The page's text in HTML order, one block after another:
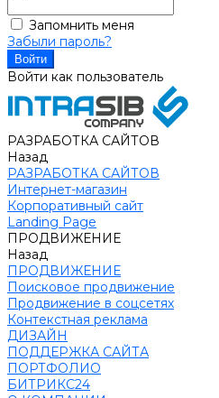
Запомнить меня
Забыли пароль?
Войти как пользователь
РАЗРАБОТКА САЙТОВ
Назад
РАЗРАБОТКА САЙТОВ
Интернет-магазин
Корпоративный сайт
Landing Page
ПРОДВИЖЕНИЕ
Назад
ПРОДВИЖЕНИЕ
Поисковое продвижение
Продвижение в соцсетях
Контекстная реклама
ДИЗАЙН
ПОДДЕРЖКА САЙТА
ПОРТФОЛИО
БИТРИКС24